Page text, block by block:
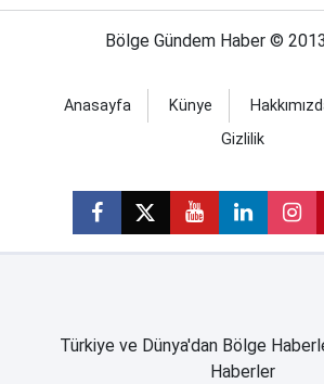
Bölge Gündem Haber ©
Anasayfa Künye
Gizlilik
Türkiye ve Dünya'dan Bölge
Haberler